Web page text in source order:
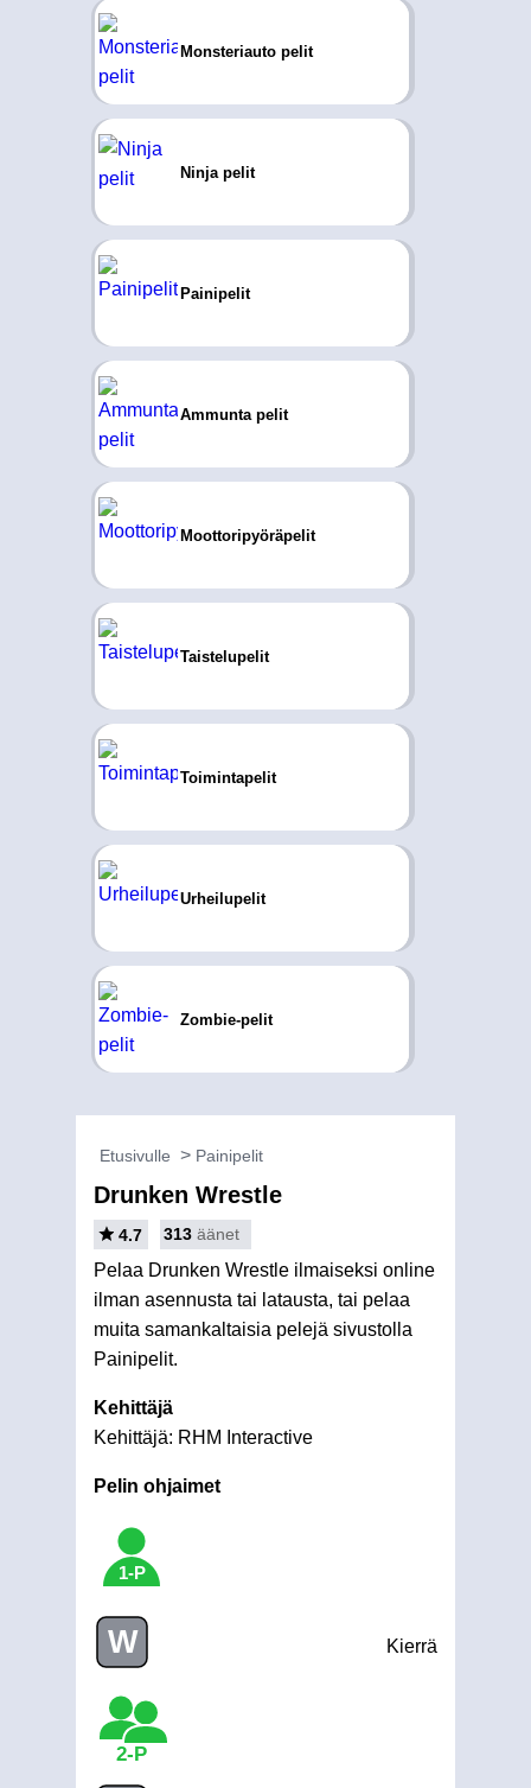
Monsteriauto pelit
Ninja pelit
Painipelit
Ammunta pelit
Moottoripyöräpelit
Taistelupelit
Toimintapelit
Urheilupelit
Zombie-pelit
Etusivulle Painipelit
Drunken Wrestle
4.7 313 äänet
Pelaa Drunken Wrestle ilmaiseksi online
ilman asennusta tai latausta, tai pelaa
muita samankaltaisia pelejä sivustolla
Painipelit.
Kehittäjä
Kehittäjä: RHM Interactive
Pelin ohjaimet
1-P
W Kierrä
2-P